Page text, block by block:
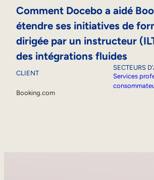
Comment Docebo a aidé
étendre ses initiatives de
dirigée par un instructeur
des intégrations fluides
CLIENT
Booking.com
SECTEURS
Services